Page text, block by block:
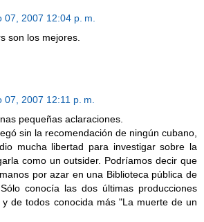
07, 2007 12:04 p. m.
son los mejores.
07, 2007 12:11 p. m.
pequeñas aclaraciones.
sin la recomendación de ningún cubano,
mucha libertad para investigar sobre la
como un outsider. Podríamos decir que
por azar en una Biblioteca pública de
conocía las dos últimas producciones
de todos conocida más "La muerte de un